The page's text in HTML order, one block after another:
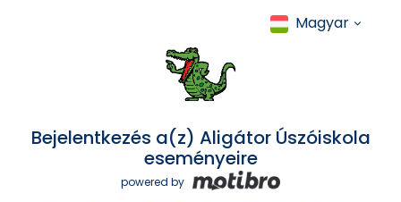
Magyar
Bejelentkezés a(z) Aligátor Úszóiskola
eseményeire
powered by